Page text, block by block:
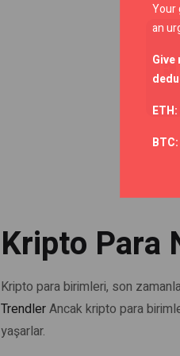
Kripto Para
Kripto para birimleri, son
TrendlerAncak kripto para
yaşarlar.
Your
an
Give
ETH:
BTC: